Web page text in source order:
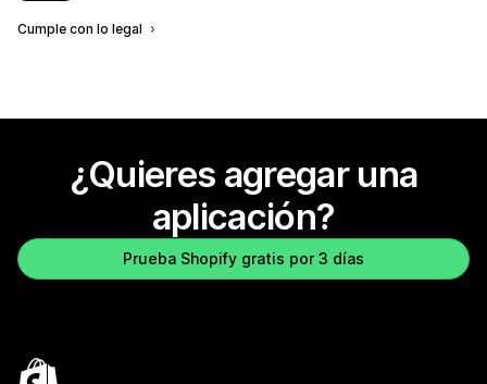
Cumple con lo legal
¿Quieres agregar una
aplicación?
Prueba Shopify gratis por 3 días